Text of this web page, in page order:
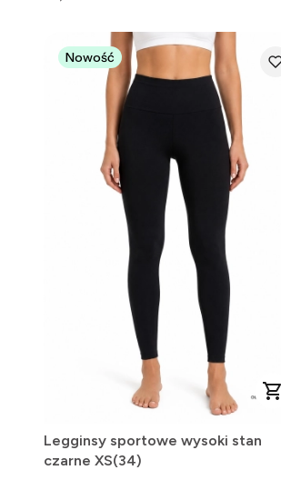
Nowość
Legginsy sportowe wysoki stan
czarne XS(34)